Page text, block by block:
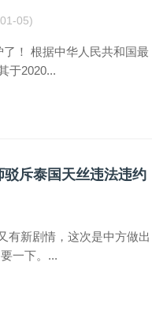
05)
！ 根据中华人民共和国最
于2020...
斥泰国天丝违法违约
有新剧情，这次是中方做出
一下。...